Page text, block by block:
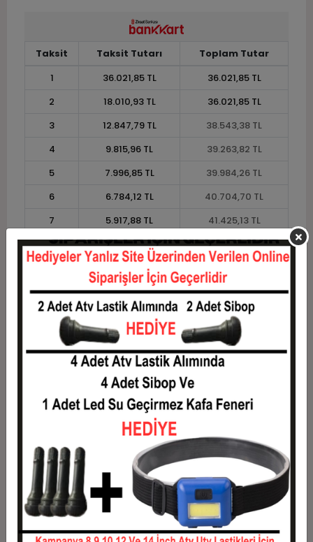
Taksit Taksit Tutarı
Toplam Tutar
1
36.021,85 TL
36.021,85 TL
2
18.010,93 TL
36.021,85 TL
3
12.847,79 TL
38.543,38 TL
4
9.815,96 TL
39.263,82 TL
5
7.996,85 TL
39.984,26 TL
6
6.784,12 TL
40.704,70 TL
7
5.917,88 TL
41.425,13 TL
8
5.268,20 TL
42.145,57 TL
9
4.762,89 TL
10
4.358,64 TL
43.586,44 TL
11
3.995,15 TL
43.946,66 TL
3.722,26 TL 44.667,10 TL
Taksit Taksit Tutarı
Toplam Tutar
36.021,85 TL
2
18.010,93 TL
36.021,85 TL
3
12.847,79 TL
38.543,38 TL
4
9.815,96 TL
39.263,82 TL
39.984,26 TL